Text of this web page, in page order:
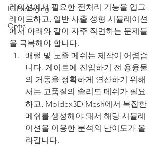
IC Packaging
Optic
레이션에서 필요한 전처리 기능을 업그
레이드하고, 일반 사출 성형 시뮬레이션
에서 아래와 같이 자주 직면하는 문제들
을 극복해야 합니다.
배럴 및 노즐 메쉬는 제작이 어렵습
니다. 게이트에 진입하기 전 용융물
의 거동을 정확하게 연산하기 위해
서는 고품질의 솔리드 메쉬가 필요
하고, Moldex3D Mesh에서 복잡한
메쉬를 생성해야 돼서 해당 시뮬레
이션을 이용한 분석의 난이도가 올
라갑니다.